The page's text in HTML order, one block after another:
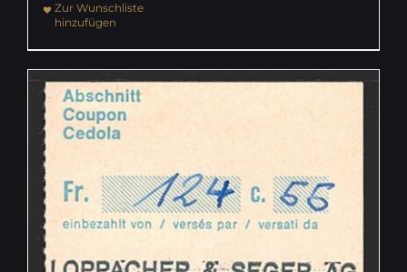
Zur Wunschliste
hinzufügen